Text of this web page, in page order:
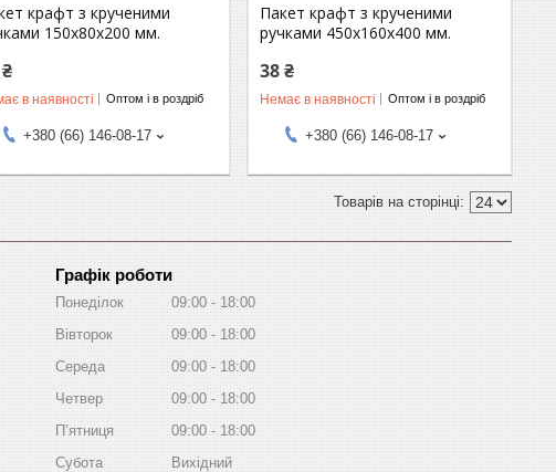
крафт з крученими
150х80х200 мм.
в наявності Оптом і в роздріб
+380 (66) 146-08-17
Пакет крафт з крученими
ручками 450х160х400 мм.
38 ₴
Немає в наявності Оптом і в роздріб
+380 (66) 146-08-17
Графік роботи
Понеділок 09:00
18:00
Вівторок
09:00
18:00
Середа
09:00
18:00
Четвер
09:00
18:00
Пʼятниця
09:00
18:00
Субота
Вихідний